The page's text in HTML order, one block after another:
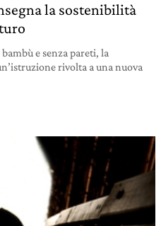
la sostenibilità
e senza pareti, la
rivolta a una nuova